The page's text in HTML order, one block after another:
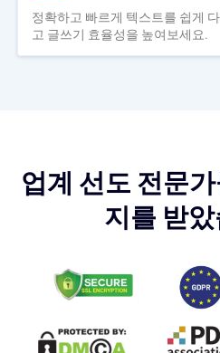
정확하고 빠르게 텍스트를 쉽게
고 글쓰기 효율성을 높여보세요.
업계 선도 전문
지를 받